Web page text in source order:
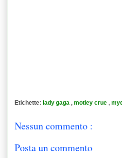
Etichette: lady gaga , motley crue ,
Nessun commento :
Posta un commento